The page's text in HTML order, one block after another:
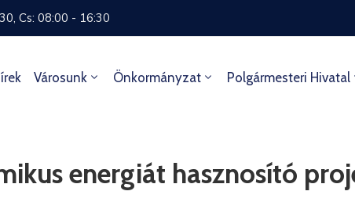
Cs: 08:00 - 16:30
Városunk Önkormányzat Polgármesteri Hivatal
energiát hasznosító